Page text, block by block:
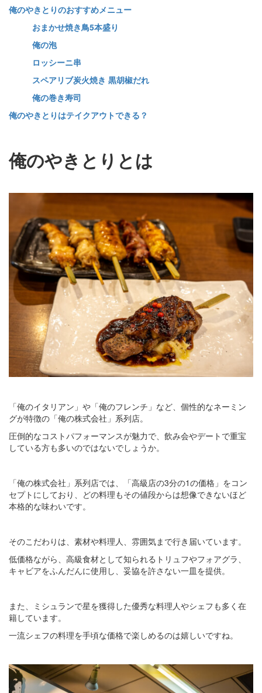
俺のやきとりのおすすめメニュー
おまかせ焼き鳥5本盛り
俺の泡
ロッシーニ串
スペアリブ炭火焼き 黒胡椒だれ
俺の巻き寿司
俺のやきとりはテイクアウトできる？
俺のやきとりとは
「俺のイタリアン」や「俺のフレンチ」など、個性的なネーミン
グが特徴の「俺の株式会社」系列店。
圧倒的なコストパフォーマンスが魅力で、飲み会やデートで重宝
している方も多いのではないでしょうか。
「俺の株式会社」系列店では、「高級店の3分の1の価格」をコン
セプトにしており、どの料理もその値段からは想像できないほど
本格的な味わいです。
そのこだわりは、素材や料理人、雰囲気まで行き届いています。
低価格ながら、高級食材として知られるトリュフやフォアグラ、
キャビアをふんだんに使用し、妥協を許さない一皿を提供。
また、ミシュランで星を獲得した優秀な料理人やシェフも多く在
籍しています。
一流シェフの料理を手頃な価格で楽しめるのは嬉しいですね。